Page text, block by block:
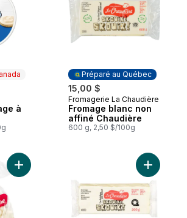
à
Préparé au Québec
15,00 $
Préparé au Québec
Fromagerie La Chaudière
Fromage blanc non
affiné Chaudière
600 g, 2,50 $/100g
Ajouter Fromage en grains non affiné au
Ajouter